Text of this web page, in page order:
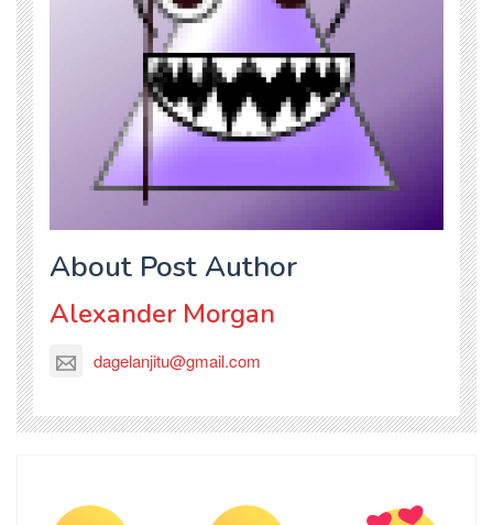
About Post Author
Alexander Morgan
dagelanjitu@gmail.com